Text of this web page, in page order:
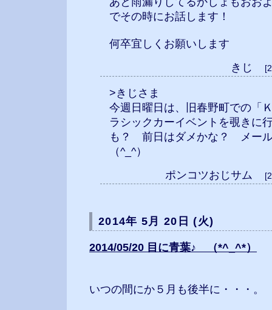
でその時にお話します！
何卒宜しくお願いします
きじ
>きじさま
今週日曜日は、旧春野町での「
ラシックカーイベントを覗きに
も？ 前日はダメかな？ メー
（^_^）
ポンコツおじサム
2014年 5月 20日 (火)
2014/05/20 目に青葉♪ （*^_^*）
いつの間にか５月も後半に・・・。